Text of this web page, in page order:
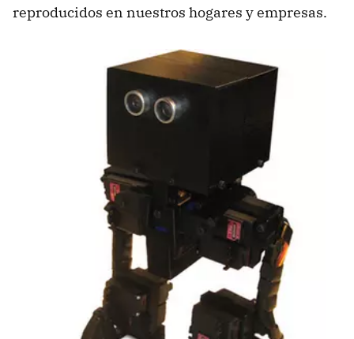
reproducidos en nuestros hogares y empresas.